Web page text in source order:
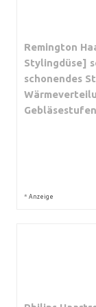
Remington
Stylingdüse]
schonendes
* Anzeige